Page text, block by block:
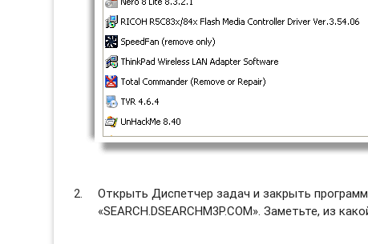
Открыть Диспетчер задач и закрыть
«SEARCH.DSEARCHM3P.COM». Заметьте, из